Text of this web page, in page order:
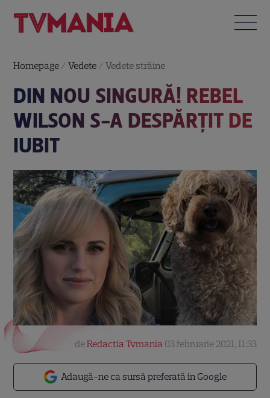
Homepage /Vedete /Vedete străine
DIN NOU SINGURĂ! REBEL
WILSON S-A DESPĂRȚIT DE
IUBIT
Adaugă-ne ca sursă preferată în Google
deRedactia Tvmania 03 februarie 2021, 11:33